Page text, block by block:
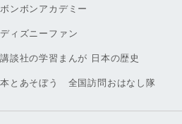
ボンボンアカデミー
ディズニーファン
講談社の学習まんが 日本の歴史
本とあそぼう 全国訪問おはなし隊